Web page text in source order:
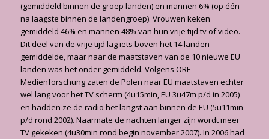
(gemiddeld binnen de groep landen) en mannen 6% (op één
na laagste binnen de landengroep). Vrouwen keken
gemiddeld 46% en mannen 48% van hun vrije tijd tv of video.
Dit deel van de vrije tijd lag iets boven het 14 landen
gemiddelde, maar naar de maatstaven van de 10 nieuwe EU
landen was het onder gemiddeld. Volgens ORF
Medienforschung zaten de Polen naar EU maatstaven echter
wel lang voor het TV scherm (4u15min, EU 3u47m p/d in 2005)
en hadden ze de radio het langst aan binnen de EU (5u11min
p/d rond 2002). Naarmate de nachten langer zijn wordt meer
TV gekeken (4u30min rond begin november 2007). In 2006 had